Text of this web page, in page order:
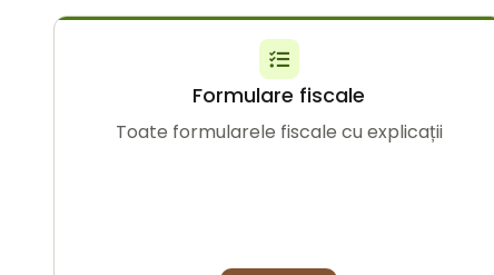
Formulare fiscale
Toate formularele fiscale cu explicații